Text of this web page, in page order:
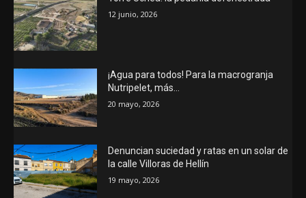
12 junio, 2026
¡Agua para todos! Para la macrogranja
Nutripelet, más…
20 mayo, 2026
Denuncian suciedad y ratas en un solar de
la calle Villoras de Hellín
19 mayo, 2026